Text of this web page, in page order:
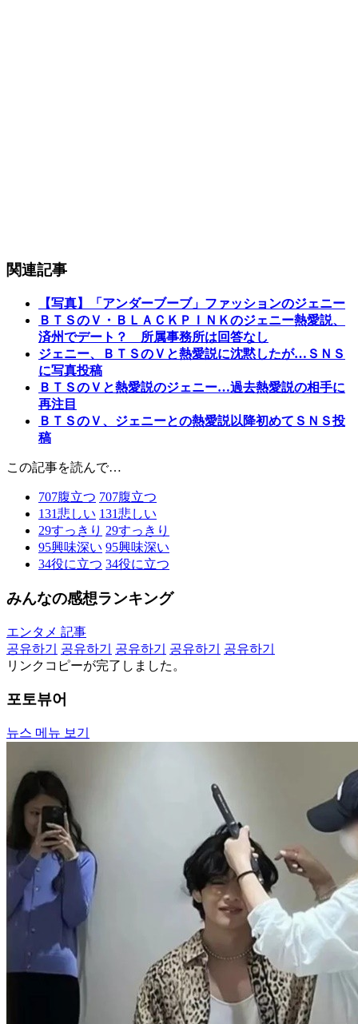
関連記事
【写真】「アンダーブーブ」ファッションのジェニー
ＢＴＳのＶ・ＢＬＡＣＫＰＩＮＫのジェニー熱愛説、
済州でデート？ 所属事務所は回答なし
ジェニー、ＢＴＳのＶと熱愛説に沈黙したが…ＳＮＳ
に写真投稿
ＢＴＳのＶと熱愛説のジェニー…過去熱愛説の相手に
再注目
ＢＴＳのＶ、ジェニーとの熱愛説以降初めてＳＮＳ投
稿
この記事を読んで…
707腹立つ 707腹立つ
131悲しい 131悲しい
29すっきり 29すっきり
95興味深い 95興味深い
34役に立つ 34役に立つ
みんなの感想ランキング
エンタメ 記事
공유하기
공유하기 공유하기 공유하기
공유하기
リンクコピーが完了しました。
포토뷰어
뉴스 메뉴 보기